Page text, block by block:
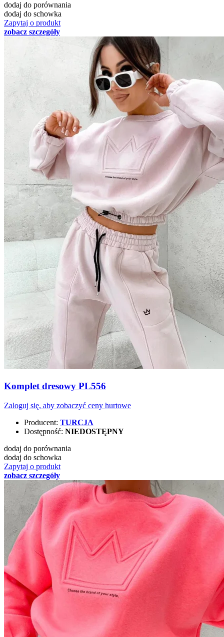
dodaj do porównania
dodaj do schowka
Zapytaj o produkt
zobacz szczegóły
Komplet dresowy PL556
Zaloguj się, aby zobaczyć ceny hurtowe
Producent: TURCJA
Dostępność: NIEDOSTĘPNY
dodaj do porównania
dodaj do schowka
Zapytaj o produkt
zobacz szczegóły